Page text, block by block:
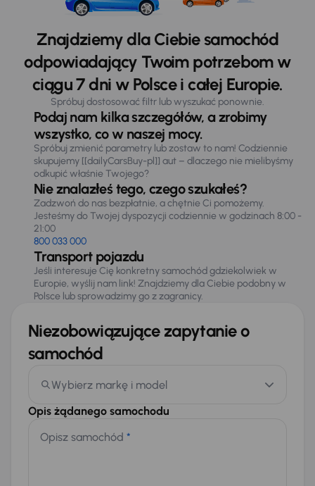
Znajdziemy dla Ciebie samochód
odpowiadający Twoim potrzebom w
ciągu 7 dni w Polsce i całej Europie.
Spróbuj dostosować filtr lub wyszukać ponownie.
Podaj nam kilka szczegółów, a zrobimy
wszystko, co w naszej mocy.
Spróbuj zmienić parametry lub zostaw to nam! Codziennie
skupujemy [[dailyCarsBuy-pl]] aut – dlaczego nie mielibyśmy
odkupić właśnie Twojego?
Nie znalazłeś tego, czego szukałeś?
Zadzwoń do nas bezpłatnie, a chętnie Ci pomożemy.
Jesteśmy do Twojej dyspozycji codziennie w godzinach 8:00 -
21:00
800 033 000
Transport pojazdu
Jeśli interesuje Cię konkretny samochód gdziekolwiek w
Europie, wyślij nam link! Znajdziemy dla Ciebie podobny w
Polsce lub sprowadzimy go z zagranicy.
Niezobowiązujące zapytanie o
samochód
Wybierz markę i model
Opis żądanego samochodu
Opisz samochód *